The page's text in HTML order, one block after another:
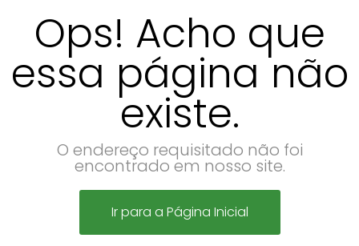
Ops! Acho que
essa página não
existe.
O endereço requisitado não foi
encontrado em nosso site.
Ir para a Página Inicial